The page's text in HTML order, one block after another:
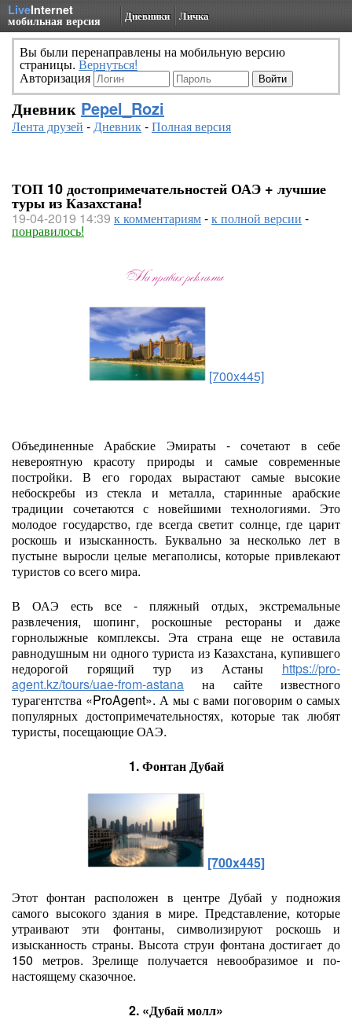
LiveInternet
мобильная версия Дневники Личка
Вы были перенаправлены на мобильную версию
страницы. Вернуться!
Авторизация
Дневник Pepel_Rozi
Лента друзей -Дневник-Полная версия
ТОП 10 достопримечательностей ОАЭ + лучшие
туры из Казахстана!
19-04-2019 14:39 к комментариям-к полной версии -
понравилось!
[700x445]
Объединенные Арабские Эмираты - сочетают в себе
невероятную красоту природы и самые современные
постройки. В его городах вырастают самые высокие
небоскребы из стекла и металла, старинные арабские
традиции сочетаются с новейшими технологиями. Это
молодое государство, где всегда светит солнце, где царит
роскошь и изысканность. Буквально за несколько лет в
пустыне выросли целые мегаполисы, которые привлекают
туристов со всего мира.
В ОАЭ есть все - пляжный отдых, экстремальные
развлечения, шопинг, роскошные рестораны и даже
горнолыжные комплексы. Эта страна еще не оставила
равнодушным ни одного туриста из Казахстана, купившего
недорогой горящий тур из Астаны https://pro-
agent.kz/tours/uae-from-astana на сайте известного
турагентства «ProAgent». А мы с вами поговорим о самых
популярных достопримечательностях, которые так любят
туристы, посещающие ОАЭ.
1. Фонтан Дубай
[700x445]
Этот фонтан расположен в центре Дубай у подножия
самого высокого здания в мире. Представление, которые
утраивают эти фонтаны, символизируют роскошь и
изысканность страны. Высота струи фонтана достигает до
150 метров. Зрелище получается невообразимое и по-
настоящему сказочное.
2. «Дубай молл»